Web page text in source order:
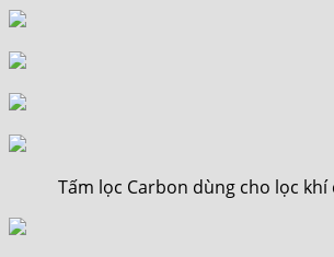
Tấm lọc Carbon dùng cho lọc khí